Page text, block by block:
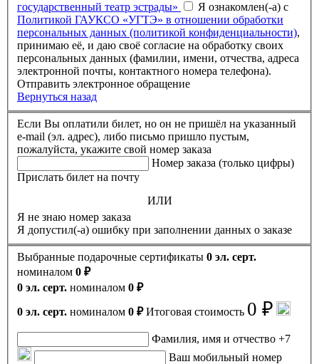
государственный театр эстрады»
Я ознакомлен(-а) с
Политикой ГАУКСО «УГТЭ» в отношении обработки
персональных данных (политикой конфиденциальности),
принимаю её, и даю своё согласие на обработку своих
персональных данных (фамилии, имени, отчества, адреса
электронной почты, контактного номера телефона).
Отправить электронное обращение
Вернуться назад
Если Вы оплатили билет, но он не пришёл на указанный
e-mail (эл. адрес), либо письмо пришло пустым,
пожалуйста, укажите свой номер заказа
Номер заказа (только цифры)
Прислать билет на почту
ИЛИ
Я не знаю номер заказа
Я допустил(-а) ошибку при заполнении данных о заказе
Выбранные подарочные сертификаты 0 эл. серт.
номиналом 0 ₽
0 эл. серт. номиналом 0 ₽
0 эл. серт. номиналом 0 ₽ Итоговая стоимость 0 ₽
Фамилия, имя и отчество +7
Ваш мобильный номер